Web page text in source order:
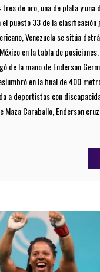
tres de oro, una de plata y una
el puesto 33 de la clasificación
Venezuela se sitúa
en la tabla de
de la mano de Enderson
en la final de 400
a deportistas con
Maza Caraballo, Enderson